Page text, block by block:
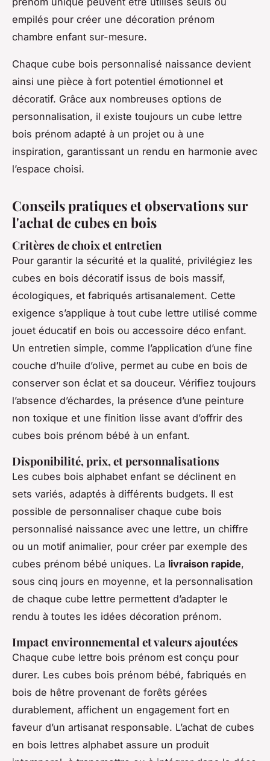
empilés pour créer une décoration prénom
chambre enfant sur-mesure.
Chaque cube bois personnalisé naissance devient
ainsi une pièce à fort potentiel émotionnel et
décoratif. Grâce aux nombreuses options de
personnalisation, il existe toujours un cube lettre
bois prénom adapté à un projet ou à une
inspiration, garantissant un rendu en harmonie avec
l’espace choisi.
Conseils pratiques et observations sur
l'achat de cubes en bois
Critères de choix et entretien
Pour garantir la sécurité et la qualité, privilégiez les
cubes en bois décoratif issus de bois massif,
écologiques, et fabriqués artisanalement. Cette
exigence s’applique à tout cube lettre utilisé comme
jouet éducatif en bois ou accessoire déco enfant.
Un entretien simple, comme l’application d’une fine
couche d’huile d’olive, permet au cube en bois de
conserver son éclat et sa douceur. Vérifiez toujours
l’absence d’échardes, la présence d’une peinture
non toxique et une finition lisse avant d’offrir des
cubes bois prénom bébé à un enfant.
Disponibilité, prix, et personnalisations
Les cubes bois alphabet enfant se déclinent en
sets variés, adaptés à différents budgets. Il est
possible de personnaliser chaque cube bois
personnalisé naissance avec une lettre, un chiffre
ou un motif animalier, pour créer par exemple des
cubes prénom bébé uniques. La livraison rapide,
sous cinq jours en moyenne, et la personnalisation
de chaque cube lettre permettent d’adapter le
rendu à toutes les idées décoration prénom.
Impact environnemental et valeurs ajoutées
Chaque cube lettre bois prénom est conçu pour
durer. Les cubes bois prénom bébé, fabriqués en
bois de hêtre provenant de forêts gérées
durablement, affichent un engagement fort en
faveur d’un artisanat responsable. L’achat de cubes
en bois lettres alphabet assure un produit